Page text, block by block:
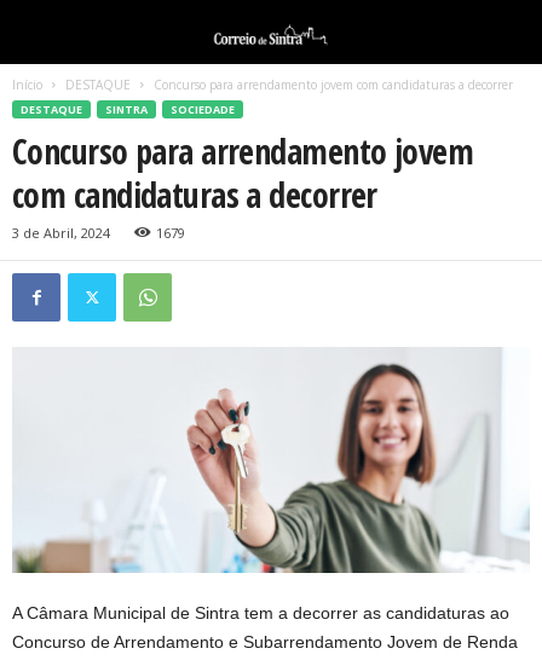
Início DESTAQUE Concurso para arrendamento jovem com candidaturas a decorrer
DESTAQUE SINTRA SOCIEDADE
Concurso para arrendamento jovem
com candidaturas a decorrer
3 de Abril, 2024 1679
A Câmara Municipal de Sintra tem a decorrer as candidaturas ao
Concurso de Arrendamento e Subarrendamento Jovem de Renda